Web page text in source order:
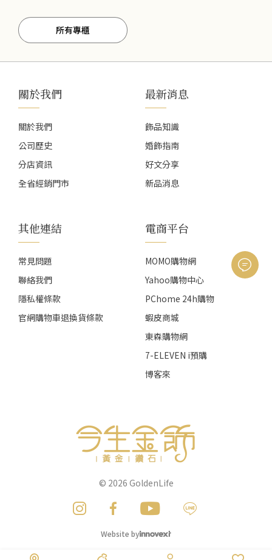
所有專櫃
關於我們
關於我們
公司歷史
分店資訊
全省經銷門市
最新消息
飾品知識
婚飾指南
好文分享
新品消息
其他連結
常見問題
聯絡我們
隱私權條款
官網購物車退換貨條款
電商平台
MOMO購物網
Yahoo購物中心
PChome 24h購物
蝦皮商城
東森購物網
7-ELEVEN i預購
博客來
© 2026 GoldenLife
Website by